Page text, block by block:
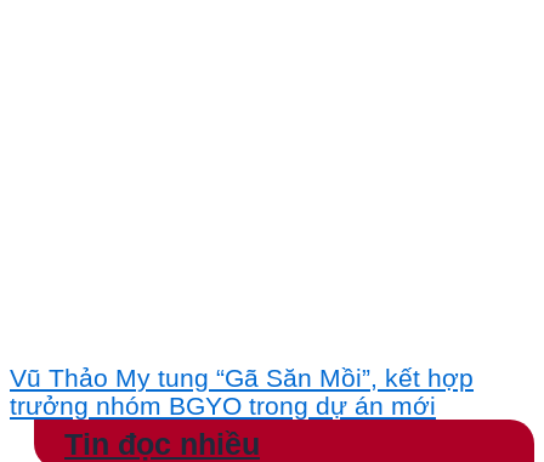
Vũ Thảo My tung “Gã Săn Mồi”, kết hợp
trưởng nhóm BGYO trong dự án mới
Tin đọc nhiều